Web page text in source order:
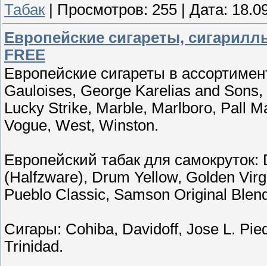
Табак | Просмотров: 255 | Дата:
Европейские сигареты,
FREE
Европейские сигареты в
Gauloises, George Karelias and
Lucky Strike, Marble, Marlboro, Pall
Vogue, West, Winston.
Европейский табак для
(Halfzware), Drum Yellow, Golden
Pueblo Classic, Samson Original
Сигары: Cohiba, Davidoff, Jose L.
Trinidad.